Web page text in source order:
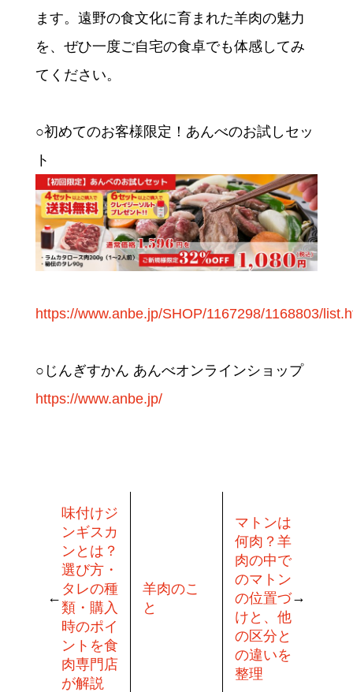
ます。遠野の食文化に育まれた羊肉の魅力
を、ぜひ一度ご自宅の食卓でも体感してみ
てください。
○初めてのお客様限定！あんべのお試しセッ
ト
https://www.anbe.jp/SHOP/1167298/1168803/
○じんぎすかん あんべオンラインショップ
https://www.anbe.jp/
味付けジ
ンギスカ
ンとは？
選び方・
タレの種
類・購入
時のポイ
ントを食
肉専門店
が解説
羊肉のこ
と
マトンは
何肉？羊
肉の中で
のマトン
の位置づ
けと、他
の区分と
の違いを
整理